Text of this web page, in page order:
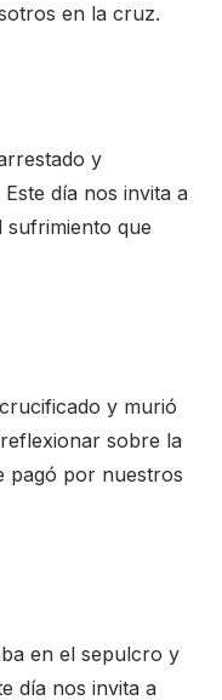
en la cruz.
y
día nos invita a
que
y murió
sobre la
pagó por nuestros
en el sepulcro y
día nos invita a